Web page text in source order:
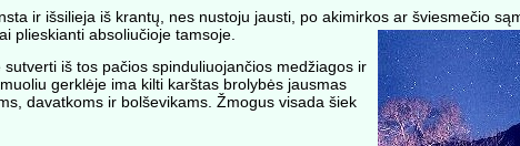
ir išsilieja iš krantų, nes nustoju jausti, po akimirkos ar šviesmečio
plieskianti absoliučioje tamsoje.
iš tos pačios spinduliuojančios medžiagos ir
gerklėje ima kilti karštas brolybės jausmas
davatkoms ir bolševikams. Žmogus visada šiek